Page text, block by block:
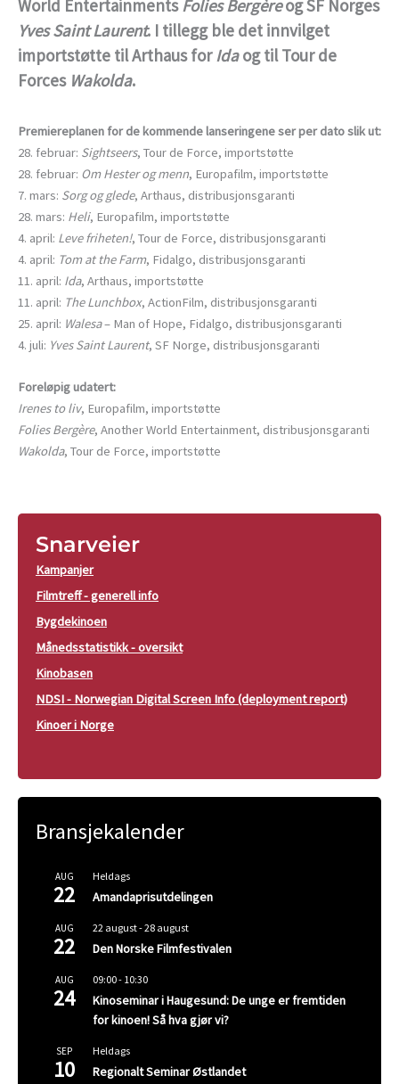
World EntertainmentsFolies Bergèreog SF Norges
Yves Saint Laurent. I tillegg ble det innvilget
importstøtte til Arthaus forIdaog til Tour de
Forces Wakolda.
Premiereplanen for de kommende lanseringene ser per dato slik ut:
28. februar: Sightseers, Tour de Force, importstøtte
28. februar: Om Hester og menn, Europafilm, importstøtte
7. mars: Sorg og glede, Arthaus, distribusjonsgaranti
28. mars: Heli, Europafilm, importstøtte
4. april: Leve friheten!, Tour de Force, distribusjonsgaranti
4. april: Tom at the Farm, Fidalgo, distribusjonsgaranti
11. april: Ida, Arthaus, importstøtte
11. april: The Lunchbox, ActionFilm, distribusjonsgaranti
25. april: Walesa– Man of Hope, Fidalgo, distribusjonsgaranti
4. juli: Yves Saint Laurent, SF Norge, distribusjonsgaranti
Foreløpig udatert:
Irenes to liv, Europafilm, importstøtte
Folies Bergère, Another World Entertainment, distribusjonsgaranti
Wakolda, Tour de Force, importstøtte
Snarveier
Kampanjer
Filmtreff - generell info
Bygdekinoen
Månedsstatistikk - oversikt
Kinobasen
NDSI - Norwegian Digital Screen Info (deployment report)
Kinoer i Norge
Bransjekalender
AUG
22
Heldags
Amandaprisutdelingen
AUG
22
22 august-28 august
Den Norske Filmfestivalen
AUG
24
09:00- 10:30
Kinoseminar i Haugesund: De unge er fremtiden
for kinoen! Så hva gjør vi?
SEP
10
Heldags
Regionalt Seminar Østlandet